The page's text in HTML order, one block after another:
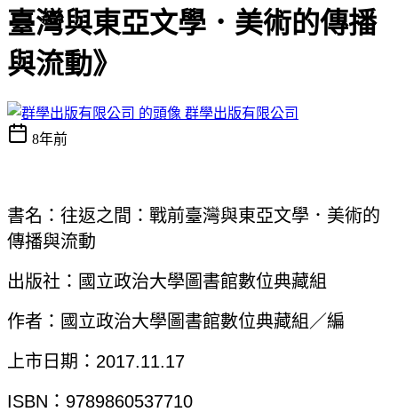
臺灣與東亞文學．美術的傳播
與流動》
群學出版有限公司
8年前
書名：往返之間：戰前臺灣與東亞文學．美術的
傳播與流動
出版社：國立政治大學圖書館數位典藏組
作者：國立政治大學圖書館數位典藏組／編
上市日期：2017.11.17
ISBN：9789860537710